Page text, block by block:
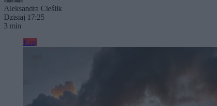
Aleksandra Cieślik
Dzisiaj 17:25
3 min
Kraj